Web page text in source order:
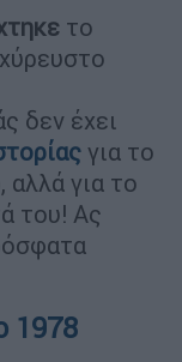
το
δεν έχει
για το
αλλά για το
του! Ας
1978